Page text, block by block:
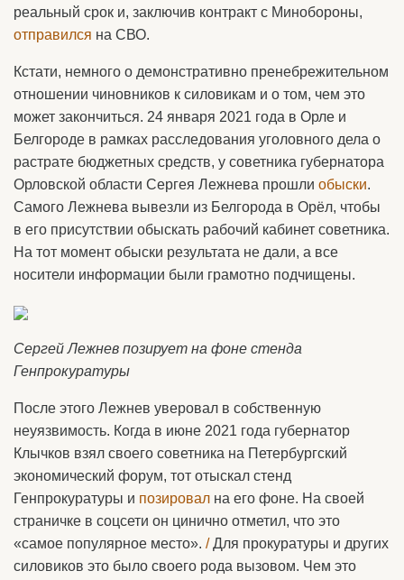
реальный срок и, заключив контракт с Минобороны,
отправился на СВО.
Кстати, немного о демонстративно пренебрежительном
отношении чиновников к силовикам и о том, чем это
может закончиться. 24 января 2021 года в Орле и
Белгороде в рамках расследования уголовного дела о
растрате бюджетных средств, у советника губернатора
Орловской области Сергея Лежнева прошли обыски.
Самого Лежнева вывезли из Белгорода в Орёл, чтобы
в его присутствии обыскать рабочий кабинет советника.
На тот момент обыски результата не дали, а все
носители информации были грамотно подчищены.
Сергей Лежнев позирует на фоне стенда
Генпрокуратуры
После этого Лежнев уверовал в собственную
неуязвимость. Когда в июне 2021 года губернатор
Клычков взял своего советника на Петербургский
экономический форум, тот отыскал стенд
Генпрокуратуры и позировал на его фоне. На своей
страничке в соцсети он цинично отметил, что это
«самое популярное место». /Для прокуратуры и других
силовиков это было своего рода вызовом. Чем это